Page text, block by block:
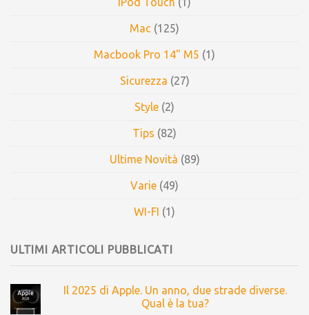
Mac (125)
Macbook Pro 14" M5 (1)
Sicurezza (27)
Style (2)
Tips (82)
Ultime Novità (89)
Varie (49)
WI-FI (1)
ULTIMI ARTICOLI PUBBLICATI
Il 2025 di Apple. Un anno, due strade diverse.
Qual è la tua?